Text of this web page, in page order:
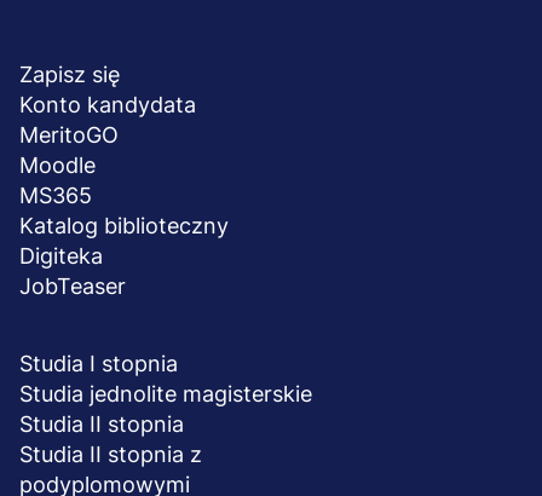
stopka
Zapisz się
Konto kandydata
MeritoGO
Moodle
MS365
Katalog biblioteczny
Digiteka
JobTeaser
Studia I stopnia
Studia jednolite magisterskie
Studia II stopnia
Studia II stopnia z
podyplomowymi